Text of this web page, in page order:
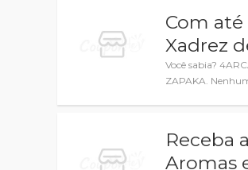
Com até
Xadrez
Você sabia?
ZAPAKA.
Receba
Aromas